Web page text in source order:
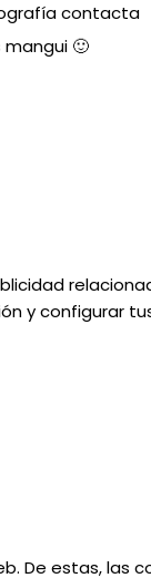
contacta
🙂
y configurar
De estas, las